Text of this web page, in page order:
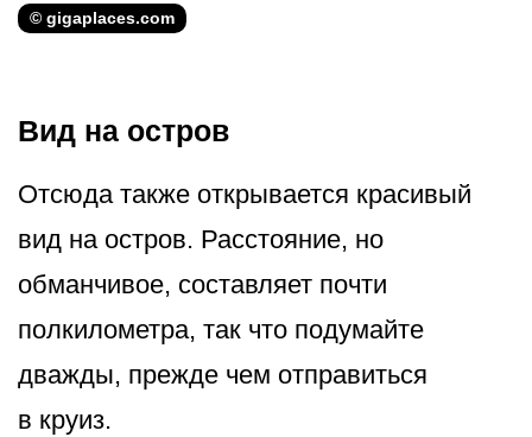
© gigaplaces.com
Вид на остров
Отсюда также открывается красивый
вид на остров. Расстояние, но
обманчивое, составляет почти
полкилометра, так что подумайте
дважды, прежде чем отправиться
в круиз.